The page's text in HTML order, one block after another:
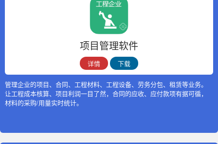
项目管理软件
详情 下载
管理企业的项目、合同、工程材料、工程设备、劳务分包、租赁等业务。
让工程成本核算、项目利润一目了然，合同的应收、应付款项有据可循，
材料的采购/用量实时统计。